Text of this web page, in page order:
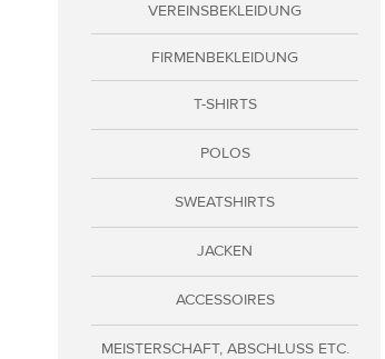
VEREINSBEKLEIDUNG
FIRMENBEKLEIDUNG
T-SHIRTS
POLOS
SWEATSHIRTS
JACKEN
ACCESSOIRES
MEISTERSCHAFT, ABSCHLUSS ETC.